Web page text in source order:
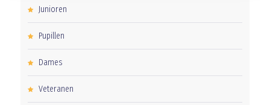
Junioren
Pupillen
Dames
Veteranen